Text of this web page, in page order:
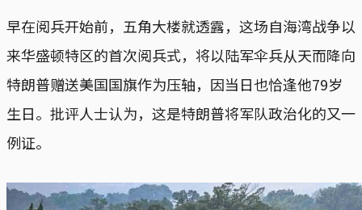
早在阅兵开始前，五角大楼就透露，这场自海湾战争以
来华盛顿特区的首次阅兵式，将以陆军伞兵从天而降向
特朗普赠送美国国旗作为压轴，因当日也恰逢他79岁
生日。批评人士认为，这是特朗普将军队政治化的又一
例证。